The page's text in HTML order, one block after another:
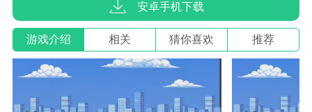
安卓手机下载
游戏介绍 相关 猜你喜欢 推荐